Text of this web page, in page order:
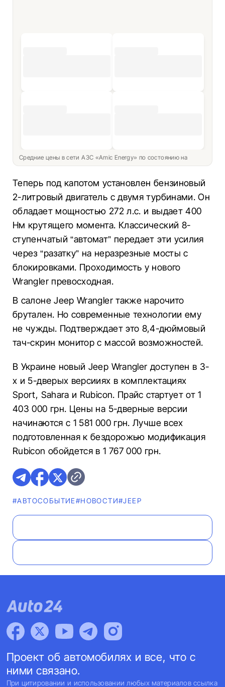
Средние цены в сети АЗС «Amic Energy» по состоянию на
Теперь под капотом установлен бензиновый
2-литровый двигатель с двумя турбинами. Он
обладает мощностью 272 л.с. и выдает 400
Нм крутящего момента. Классический 8-
ступенчатый “автомат” передает эти усилия
через “разатку” на неразрезные мосты с
блокировками. Проходимость у нового
Wrangler превосходная.
В салоне Jeep Wrangler также нарочито
брутален. Но современные технологии ему
не чужды. Подтверждает это 8,4-дюймовый
тач-скрин монитор с массой возможностей.
В Украине новый Jeep Wrangler доступен в 3-
х и 5-дверых версииях в комплектациях
Sport, Sahara и Rubicon. Прайс стартует от 1
403 000 грн. Цены на 5-дверные версии
начинаются с 1 581 000 грн. Лучше всех
подготовленная к бездорожью модификация
Rubicon обойдется в 1 767 000 грн.
#АВТОСОБЫТИЕ#НОВОСТИ#JEEP
Проект об автомобилях и все, что с
ними связано.
При цитировании и использовании любых материалов ссылка